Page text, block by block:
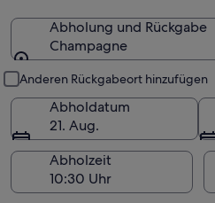
Abholung und Rückgabe
Champagne
Anderen Rückgabeort hinzufügen
Abholdatum
21. Aug.
Abholzeit